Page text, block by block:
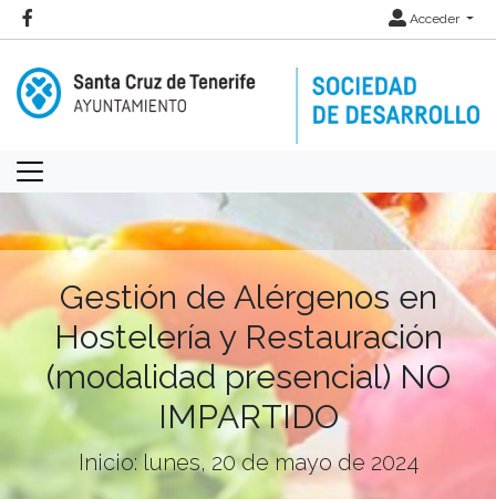
Acceder
Gestión de Alérgenos en
Hostelería y Restauración
(modalidad presencial) NO
IMPARTIDO
Inicio: lunes, 20 de mayo de 2024